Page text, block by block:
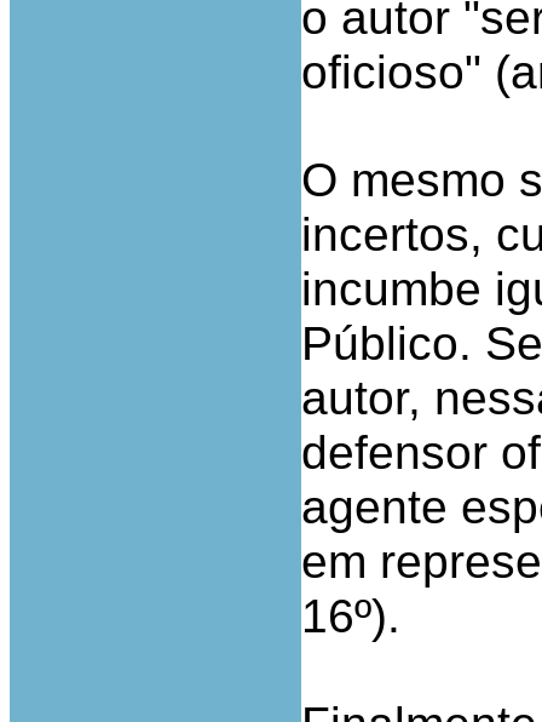
o autor
oficioso"
O mesmo
incertos,
incumbe
Público.
autor,
defensor
agente
em
16º).